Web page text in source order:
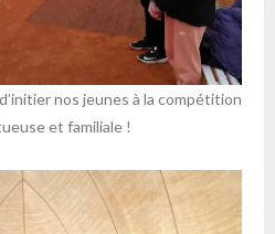
nos jeunes à la compétition
et familiale !